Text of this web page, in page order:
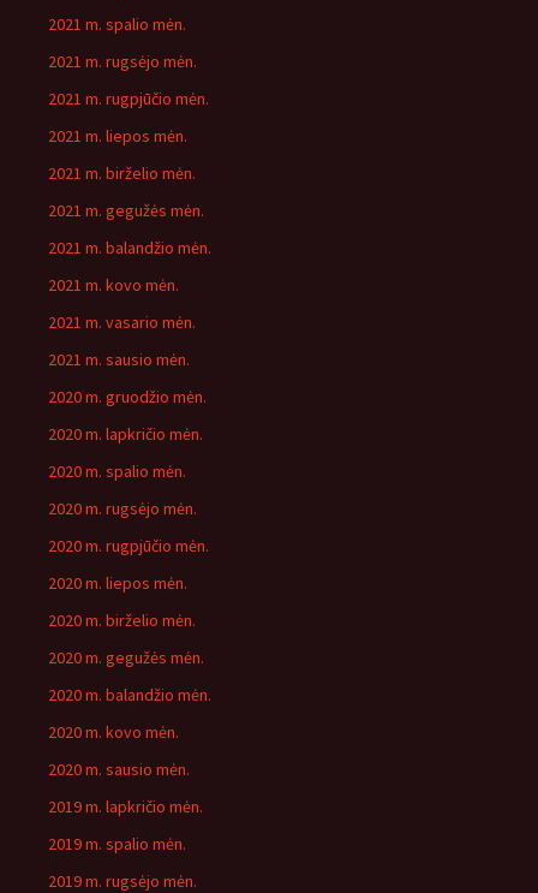
2021 m. spalio mėn.
2021 m. rugsėjo mėn.
2021 m. rugpjūčio mėn.
2021 m. liepos mėn.
2021 m. birželio mėn.
2021 m. gegužės mėn.
2021 m. balandžio mėn.
2021 m. kovo mėn.
2021 m. vasario mėn.
2021 m. sausio mėn.
2020 m. gruodžio mėn.
2020 m. lapkričio mėn.
2020 m. spalio mėn.
2020 m. rugsėjo mėn.
2020 m. rugpjūčio mėn.
2020 m. liepos mėn.
2020 m. birželio mėn.
2020 m. gegužės mėn.
2020 m. balandžio mėn.
2020 m. kovo mėn.
2020 m. sausio mėn.
2019 m. lapkričio mėn.
2019 m. spalio mėn.
2019 m. rugsėjo mėn.